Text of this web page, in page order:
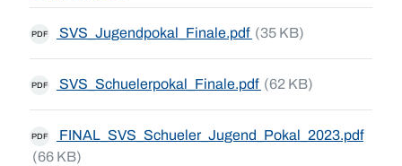
PDF SVS_Jugendpokal_Finale.pdf (35 KB)
PDF SVS_Schuelerpokal_Finale.pdf (62 KB)
PDF
FINAL_SVS_Schueler_Jugend_Pokal_2023.pdf
(66 KB)